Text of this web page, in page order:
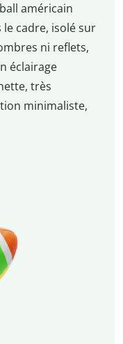
américain
cadre, isolé sur
ni reflets,
éclairage
très
minimaliste,